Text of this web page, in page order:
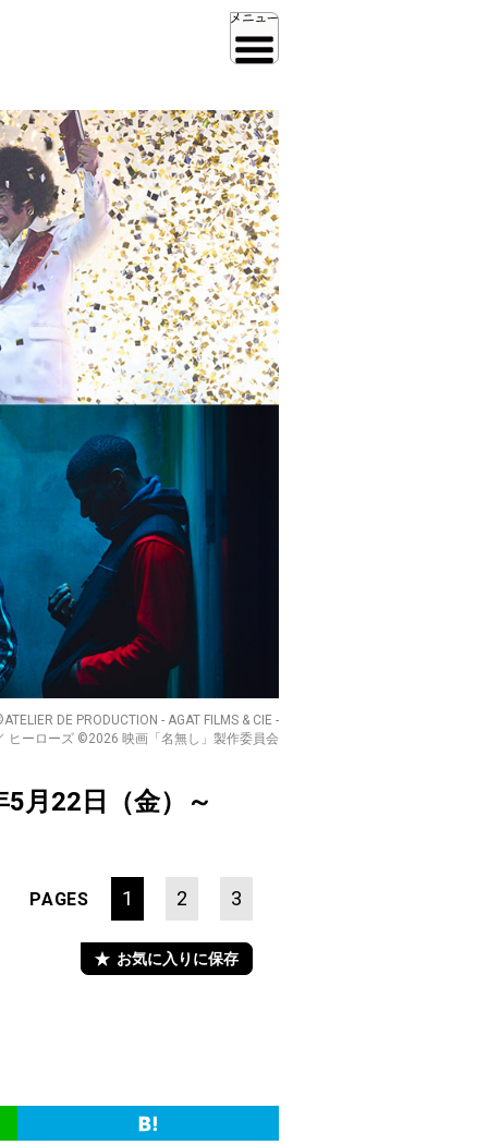
DE PRODUCTION - AGAT FILMS & CIE -
ヒーローズ ©2026 映画「名無し」製作委員会
月22日（金）～
PAGES 1 2 3
お気に入りに保存